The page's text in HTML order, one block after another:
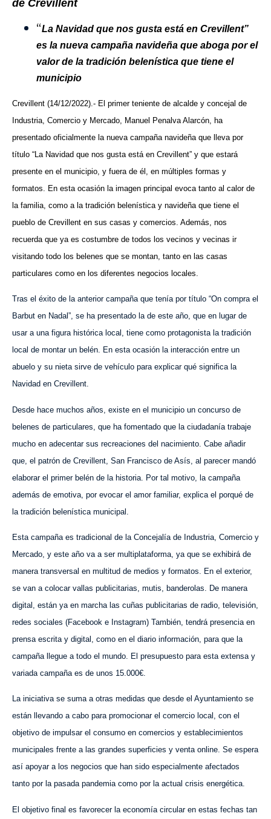
de Crevillent
“La Navidad que nos gusta está en Crevillent”
es la nueva campaña navideña que aboga por el
valor de la tradición belenística que tiene el
municipio
Crevillent (14/12/2022).- El primer teniente de alcalde y concejal de
Industria, Comercio y Mercado, Manuel Penalva Alarcón, ha
presentado oficialmente la nueva campaña navideña que lleva por
título “La Navidad que nos gusta está en Crevillent” y que estará
presente en el municipio, y fuera de él, en múltiples formas y
formatos. En esta ocasión la imagen principal evoca tanto al calor de
la familia, como a la tradición belenística y navideña que tiene el
pueblo de Crevillent en sus casas y comercios. Además, nos
recuerda que ya es costumbre de todos los vecinos y vecinas ir
visitando todo los belenes que se montan, tanto en las casas
particulares como en los diferentes negocios locales.
Tras el éxito de la anterior campaña que tenía por título “On compra el
Barbut en Nadal”, se ha presentado la de este año, que en lugar de
usar a una figura histórica local, tiene como protagonista la tradición
local de montar un belén. En esta ocasión la interacción entre un
abuelo y su nieta sirve de vehículo para explicar qué significa la
Navidad en Crevillent.
Desde hace muchos años, existe en el municipio un concurso de
belenes de particulares, que ha fomentado que la ciudadanía trabaje
mucho en adecentar sus recreaciones del nacimiento. Cabe añadir
que, el patrón de Crevillent, San Francisco de Asís, al parecer mandó
elaborar el primer belén de la historia. Por tal motivo, la campaña
además de emotiva, por evocar el amor familiar, explica el porqué de
la tradición belenística municipal.
Esta campaña es tradicional de la Concejalía de Industria, Comercio y
Mercado, y este año va a ser multiplataforma, ya que se exhibirá de
manera transversal en multitud de medios y formatos. En el exterior,
se van a colocar vallas publicitarias, mutis, banderolas. De manera
digital, están ya en marcha las cuñas publicitarias de radio, televisión,
redes sociales (Facebook e Instagram) También, tendrá presencia en
prensa escrita y digital, como en el diario información, para que la
campaña llegue a todo el mundo. El presupuesto para esta extensa y
variada campaña es de unos 15.000€.
La iniciativa se suma a otras medidas que desde el Ayuntamiento se
están llevando a cabo para promocionar el comercio local, con el
objetivo de impulsar el consumo en comercios y establecimientos
municipales frente a las grandes superficies y venta online. Se espera
así apoyar a los negocios que han sido especialmente afectados
tanto por la pasada pandemia como por la actual crisis energética.
El objetivo final es favorecer la economía circular en estas fechas tan